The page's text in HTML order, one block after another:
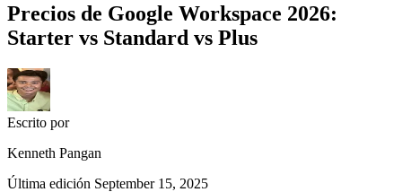
Precios de Google Workspace 2026:
Starter vs Standard vs Plus
Escrito por
Kenneth Pangan
Última edición September 15, 2025